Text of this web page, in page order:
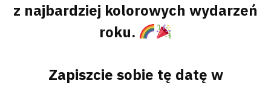
z najbardziej kolorowych wydarzeń
roku.
Zapiszcie sobie tę datę w